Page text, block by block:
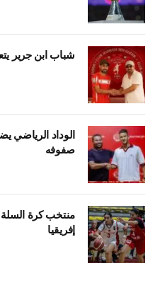
شباب ابن جرير
الوداد الرياضي
صفوفه
منتخب كرة السلة
إفريقيا